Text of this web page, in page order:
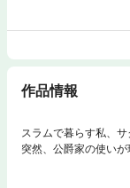
作品情報
スラムで暮らす私、
突然、公爵家の使い
れよと言う間に公爵
が前世でプレイした